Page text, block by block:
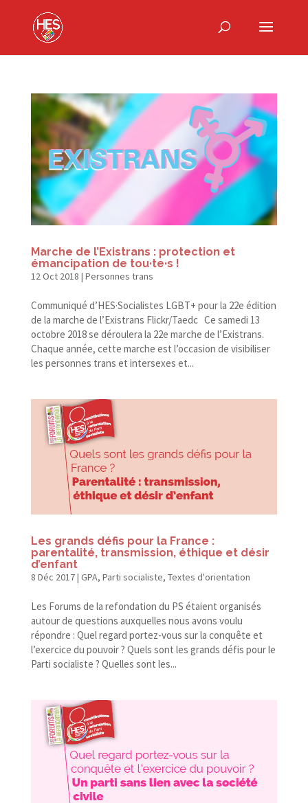
Marche de l’Existrans : protection et
émancipation de tou·te·s !
12 Oct 2018 | Personnes trans
Communiqué d’HES·Socialistes LGBT+ pour la 22e édition
de la marche de l’Existrans Flickr/​Taedc Ce samedi 13
octobre 2018 se déroulera la 22e marche de l’Existrans.
Chaque année, cette marche est l’occasion de visibiliser
les personnes trans et intersexes et...
Les grands défis pour la France :
parentalité, transmission, éthique et désir
d’enfant
8 Déc 2017| GPA, Parti socialiste, Textes d'orientation
Les Forums de la refondation du PS étaient organisés
autour de questions auxquelles nous avons voulu
répondre : Quel regard portez-​vous sur la conquête et
l’exercice du pouvoir ? Quels sont les grands défis pour le
Parti socialiste ? Quelles sont les...